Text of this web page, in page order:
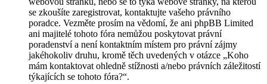
se zkoušíte zaregistrovat, kontaktujte vašeho právního
poradce. Vezměte prosím na vědomí, že ani phpBB Limited
ani majitelé tohoto fóra nemůžou poskytovat právní
poradenství a není kontaktním místem pro právní zájmy
jakéhokoliv druhu, kromě těch uvedených v otázce „Koho
mám kontaktovat ohledně stížnosti a/nebo právních záležitostí
týkajících se tohoto fóra?“.